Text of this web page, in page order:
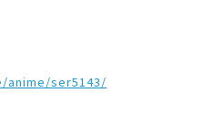
ser5143/